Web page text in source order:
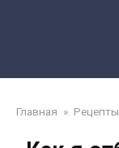
Главная » Рецепты